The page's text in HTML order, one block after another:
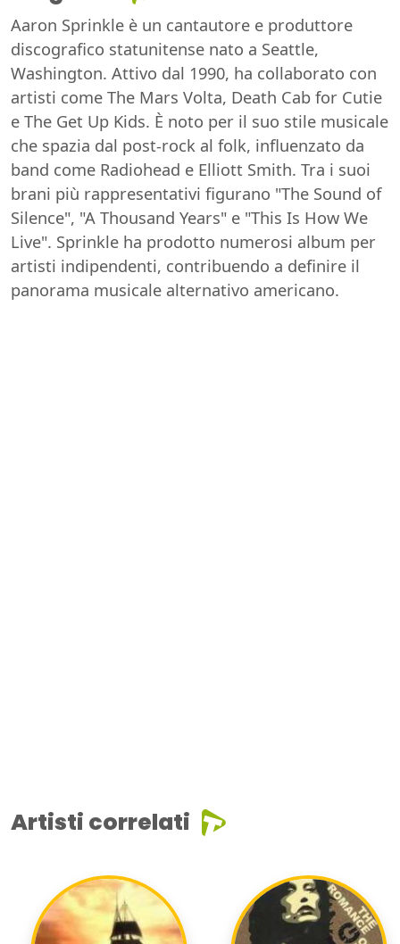
Aaron Sprinkle è un cantautore e produttore
discografico statunitense nato a Seattle,
Washington. Attivo dal 1990, ha collaborato con
artisti come The Mars Volta, Death Cab for Cutie
e The Get Up Kids. È noto per il suo stile musicale
che spazia dal post-rock al folk, influenzato da
band come Radiohead e Elliott Smith. Tra i suoi
brani più rappresentativi figurano "The Sound of
Silence", "A Thousand Years" e "This Is How We
Live". Sprinkle ha prodotto numerosi album per
artisti indipendenti, contribuendo a definire il
panorama musicale alternativo americano.
Artisti correlati